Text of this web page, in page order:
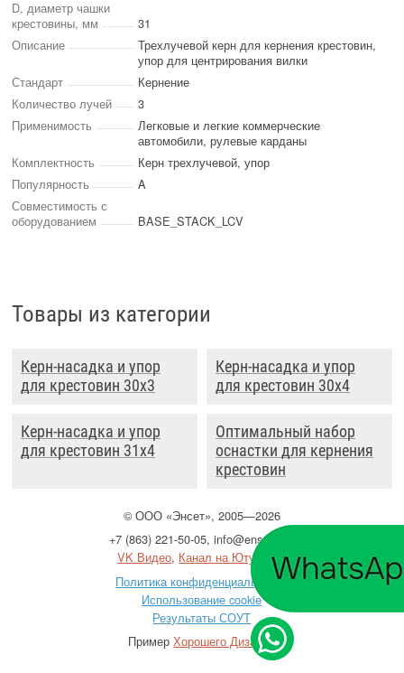
D, диаметр чашки
крестовины, мм
31
Описание
Трехлучевой керн для кернения крестовин,
упор для центрирования вилки
Стандарт
Кернение
Количество лучей
3
Применимость
Легковые и легкие коммерческие
автомобили, рулевые карданы
Комплектность
Керн трехлучевой, упор
Популярность
A
Совместимость с
оборудованием
BASE_STACK_LCV
Товары из категории
Керн-насадка и упор
для крестовин 30x3
Керн-насадка и упор
для крестовин 30x4
Керн-насадка и упор
для крестовин 31x4
Оптимальный набор
оснастки для кернения
крестовин
©ООО«Энсет», 2005—2026
+7 (863) 221-50-05, info@enset.ru
VK Видео, Канал на Ютубе
Политика конфиденциальности
Использование cookie
Результаты СОУТ
ПримерХорошего Дизайна